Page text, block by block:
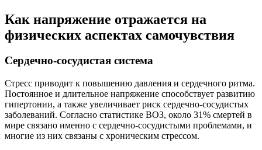
Как напряжение отражается на
физических аспектах самочувствия
Сердечно-сосудистая система
Стресс приводит к повышению давления и сердечного ритма.
Постоянное и длительное напряжение способствует развитию
гипертонии, а также увеличивает риск сердечно-сосудистых
заболеваний. Согласно статистике ВОЗ, около 31% смертей в
мире связано именно с сердечно-сосудистыми проблемами, и
многие из них связаны с хроническим стрессом.